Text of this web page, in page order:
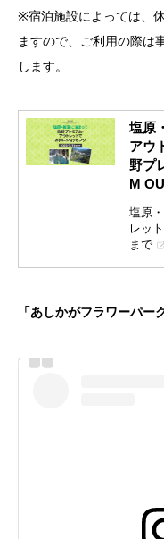
※宿泊施設によっては、
ますので、ご利用の際は
します。
塩原
アウ
野プ
M
塩原
レッ
まで
「あしかがフラワーパー